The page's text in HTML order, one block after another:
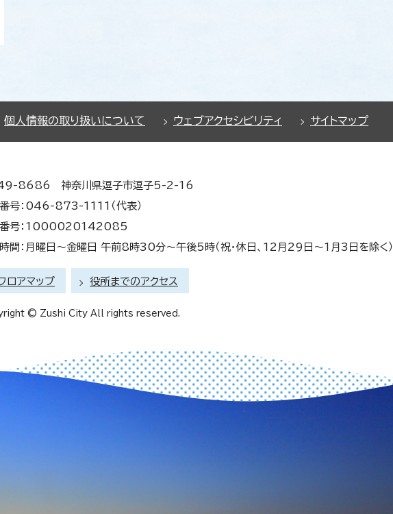
個人情報の取り扱いについて ウェブアクセシビリティ サイトマップ
8686 神奈川県逗子市逗子5-2-16
号：046-873-1111（代表）
番号：1000020142085
間：月曜日～金曜日 午前8時30分～午後5時（祝・休日、12月29日～1月3日を除く）
ロアマップ 役所までのアクセス
© Zushi City All rights reserved.